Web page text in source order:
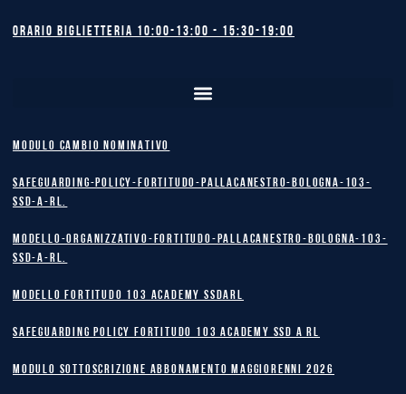
Orario biglietteria 10:00-13:00 - 15:30-19:00
MODULO CAMBIO NOMINATIVO
safeguarding-policy-Fortitudo-Pallacanestro-Bologna-103-
SSD-A-RL.
Modello-Organizzativo-Fortitudo-Pallacanestro-Bologna-103-
SSD-A-RL.
MODELLO FORTITUDO 103 ACADEMY SSDARL
safeguarding policy Fortitudo 103 Academy SSD A RL
MODULO SOTTOSCRIZIONE ABBONAMENTO MAGGIORENNI 2026